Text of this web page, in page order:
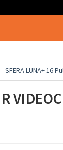
SFERA LUNA+ 16